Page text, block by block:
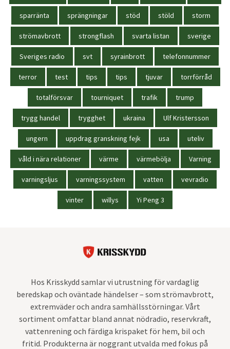
sparränta sprängningar stöd stöld storm
strömavbrott strongflash svarta listan sverige
Sveriges radio svt syrainbrott telefonnummer
terror test tips tips tjuvar torrförråd
totalförsvar tourniquet trafik trump
trygg handel trygghet ukraina Ulf Kristersson
ungern uppdrag granskning fejk usa uteliv
våld i nära relationer värme värmebölja Varning
varningsljus varningssystem vatten vevradio
vinter willys Yi Peng 3
Hos Krisskydd samlar vi utrustning för vardaglig
beredskap och oväntade händelser – som strömavbrott,
extremväder och andra samhällsstörningar. Vårt
sortiment omfattar bland annat nödradio, reservkraft,
vattenrening och färdiga krispaket för hem, bil och
fritid. Produkterna är noggrant utvalda med fokus på